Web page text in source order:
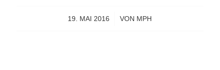
19. MAI 2016
/ VON MPH